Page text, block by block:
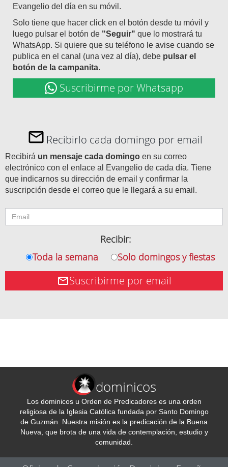
Evangelio del día en su móvil.
Solo tiene que hacer click en el botón desde tu móvil y
luego pulsar el botón de "Seguir" que lo mostrará tu
WhatsApp. Si quiere que su teléfono le avise cuando se
publica en el canal (una vez al día), debe pulsar el
botón de la campanita.
Suscribirme por Whatsapp
Recibirlo cada domingo por email
Recibirá un mensaje cada domingo en su correo
electrónico con el enlace al Evangelio de cada día. Tiene
que indicarnos su dirección de email y confirmar la
suscripción desde el correo que le llegará a su email.
Recibir:
Toda la semana
Solo domingos y fiestas
Suscribirme por email
dominicos
Los dominicos u Orden de Predicadores es una orden
religiosa de la Iglesia Católica fundada por Santo Domingo
de Guzmán. Nuestra misión es la predicación de la Buena
Nueva, que brota de una vida de contemplación, estudio y
comunidad.